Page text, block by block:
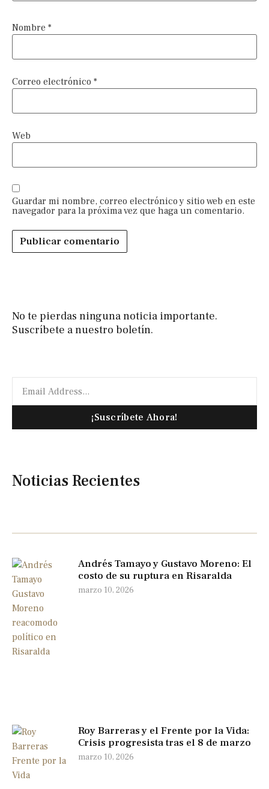
Nombre *
Correo electrónico *
Web
Guardar mi nombre, correo electrónico y sitio web en este
navegador para la próxima vez que haga un comentario.
No te pierdas ninguna noticia importante.
Suscríbete a nuestro boletín.
¡Suscríbete Ahora!
Noticias Recientes
Andrés Tamayo y Gustavo Moreno: El
costo de su ruptura en Risaralda
marzo 10, 2026
Roy Barreras y el Frente por la Vida:
Crisis progresista tras el 8 de marzo
marzo 10, 2026